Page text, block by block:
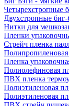
Четырехстропные
Двухстропные биг-
Нитки для
Пленки
Стрейч пленка
Полипропиленовая
Пленка
Полиолефиновая
ПВХ пленка
Полиэтиленовая
Полиэтиленовая